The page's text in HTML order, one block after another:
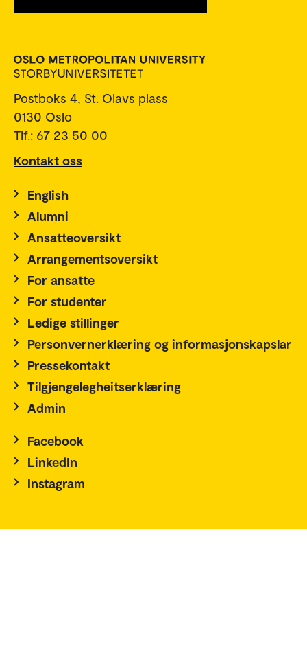
Postboks 4, St. Olavs plass
0130 Oslo
Tlf.: 67 23 50 00
Kontakt oss
English
Alumni
Ansatteoversikt
Arrangementsoversikt
For ansatte
For studenter
Ledige stillinger
Personvernerklæring og informasjonskapslar
Pressekontakt
Tilgjengelegheitserklæring
Admin
Facebook
LinkedIn
Instagram